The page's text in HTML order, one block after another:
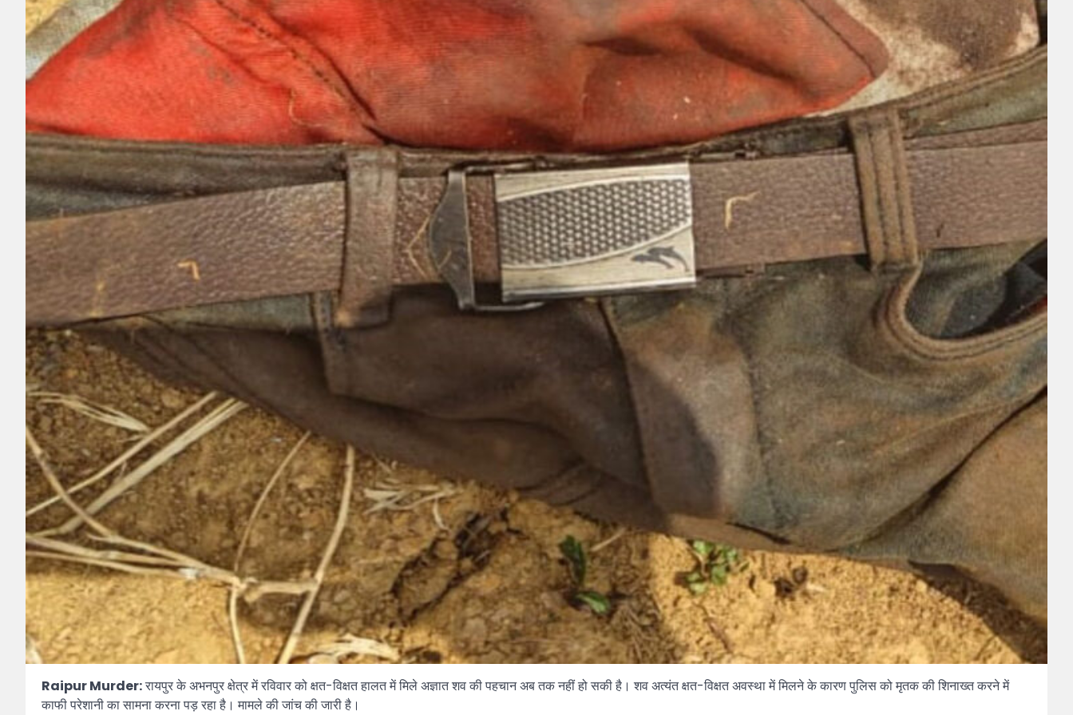
Raipur Murder:रायपुर के अभनपुर क्षेत्र में रविवार को क्षत-विक्षत हालत में मिले अज्ञात शव की पहचान अब तक नहीं हो सकी है। शव अत्यंत क्षत-विक्षत अवस्था में मिलने के कारण पुलिस को मृतक की शिनाख्त करने में
काफी परेशानी का सामना करना पड़ रहा है। मामले की जांच की जारी है।